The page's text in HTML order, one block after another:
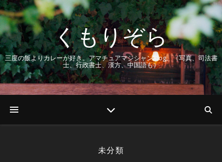
くもりぞら
三度の飯よりカレーが好き。アマチュアマジシャンBlog。（写真、司法書
士、行政書士、漢方、中国語も）
未分類